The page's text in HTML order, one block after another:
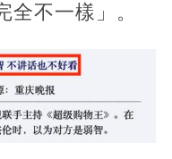
全不一樣」。